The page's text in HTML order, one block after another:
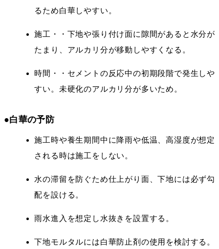
るため白華しやすい。
施工・・下地や張り付け面に隙間があると水分が
たまり、アルカリ分が移動しやすくなる。
時間・・セメントの反応中の初期段階で発生しや
すい。未硬化のアルカリ分が多いため。
●白華の予防
施工時や養生期間中に降雨や低温、高湿度が想定
される時は施工をしない。
水の滞留を防ぐため仕上がり面、下地には必ず勾
配を設ける。
雨水進入を想定し水抜きを設置する。
下地モルタルには白華防止剤の使用を検討する。